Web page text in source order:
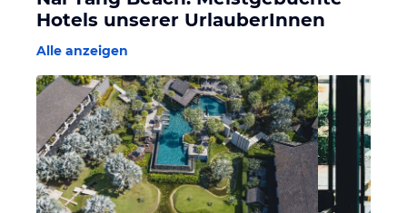
Hotels unserer UrlauberInnen
Alle anzeigen